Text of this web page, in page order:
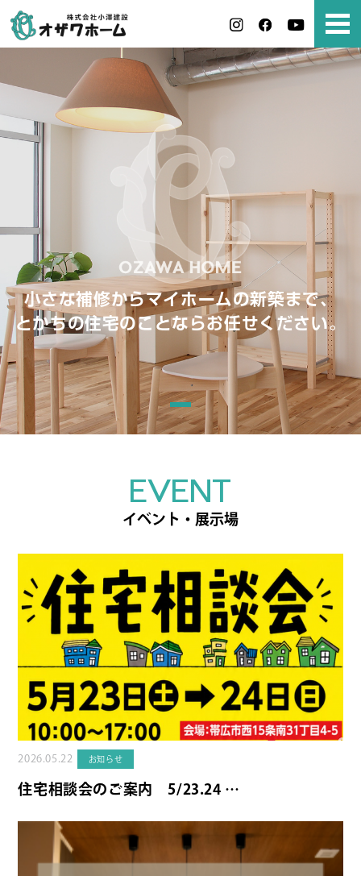
小さな補修からマイホームの新築まで、
とかちの住宅のことならお任せください。
EVENT
イベント・展示場
2026.05.22 お知らせ
住宅相談会のご案内 5/23.24 …